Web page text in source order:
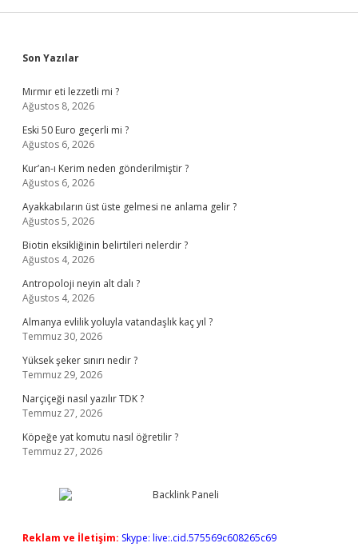
Sidebar
Son Yazılar
Mırmır eti lezzetli mi ?
Ağustos 8, 2026
Eski 50 Euro geçerli mi ?
Ağustos 6, 2026
Kur’an-ı Kerim neden gönderilmiştir ?
Ağustos 6, 2026
Ayakkabıların üst üste gelmesi ne anlama gelir ?
Ağustos 5, 2026
Biotin eksikliğinin belirtileri nelerdir ?
Ağustos 4, 2026
Antropoloji neyin alt dalı ?
Ağustos 4, 2026
Almanya evlilik yoluyla vatandaşlık kaç yıl ?
Temmuz 30, 2026
Yüksek şeker sınırı nedir ?
Temmuz 29, 2026
Narçiçeği nasıl yazılır TDK ?
Temmuz 27, 2026
Köpeğe yat komutu nasıl öğretilir ?
Temmuz 27, 2026
Reklam ve İletişim: Skype: live:.cid.575569c608265c69